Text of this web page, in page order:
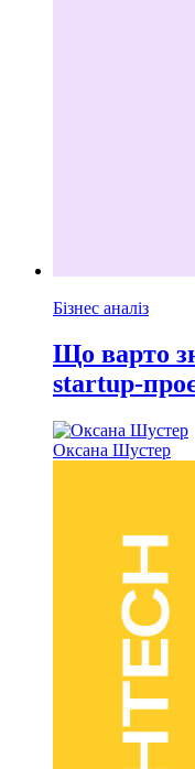
Бізнес аналіз
Що варто
startup-
Оксана Шустер